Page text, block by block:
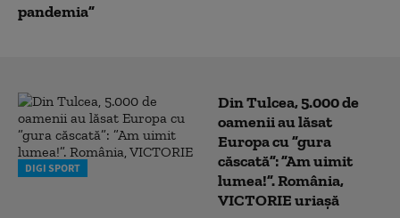
pandemia”
DIGI SPORT
Din Tulcea, 5.000 de
oamenii au lăsat
Europa cu ”gura
căscată”: ”Am uimit
lumea!”. România,
VICTORIE uriașă